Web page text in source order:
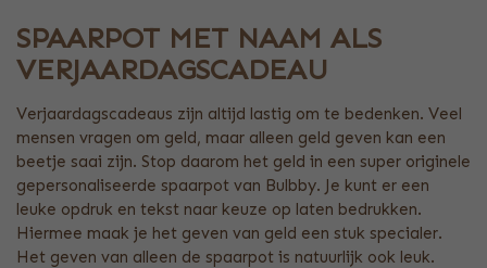
SPAARPOT MET NAAM ALS
VERJAARDAGSCADEAU
Verjaardagscadeaus zijn altijd lastig om te bedenken. Veel
mensen vragen om geld, maar alleen geld geven kan een
beetje saai zijn. Stop daarom het geld in een super originele
gepersonaliseerde spaarpot van Bulbby. Je kunt er een
leuke opdruk en tekst naar keuze op laten bedrukken.
Hiermee maak je het geven van geld een stuk specialer.
Het geven van alleen de spaarpot is natuurlijk ook leuk.